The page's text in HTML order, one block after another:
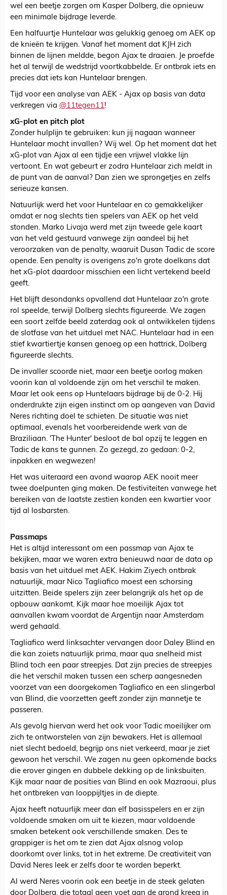
wel een beetje zorgen om Kasper Dolberg, die opnieuw
een minimale bijdrage leverde.
Een halfuurtje Huntelaar was gelukkig genoeg om AEK op
de knieën te krijgen. Vanaf het moment dat KJH zich
binnen de lijnen meldde, begon Ajax te draaien. Je proefde
het al terwijl de wedstrijd voortkabbelde. Er ontbrak iets en
precies dat iets kan Huntelaar brengen.
Tijd voor een analyse van AEK - Ajax op basis van data
verkregen via @11tegen11!
xG-plot en pitch plot
Zonder hulplijn te gebruiken: kun jij nagaan wanneer
Huntelaar mocht invallen? Wij wel. Op het moment dat het
xG-plot van Ajax al een tijdje een vrijwel vlakke lijn
vertoont. En wat gebeurt er zodra Huntelaar zich meldt in
de punt van de aanval? Dan zien we sprongetjes en zelfs
serieuze kansen.
Natuurlijk werd het voor Huntelaar en co gemakkelijker
omdat er nog slechts tien spelers van AEK op het veld
stonden. Marko Livaja werd met zijn tweede gele kaart
van het veld gestuurd vanwege zijn aandeel bij het
veroorzaken van de penalty, waaruit Dusan Tadic de score
opende. Een penalty is overigens zo'n grote doelkans dat
het xG-plot daardoor misschien een licht vertekend beeld
geeft.
Het blijft desondanks opvallend dat Huntelaar zo'n grote
rol speelde, terwijl Dolberg slechts figureerde. We zagen
een soort zelfde beeld zaterdag ook al ontwikkelen tijdens
de slotfase van het uitduel met NAC. Huntelaar had in een
stief kwartiertje kansen genoeg op een hattrick, Dolberg
figureerde slechts.
De invaller scoorde niet, maar een beetje oorlog maken
voorin kan al voldoende zijn om het verschil te maken.
Maar let ook eens op Huntelaars bijdrage bij de 0-2. Hij
onderdrukte zijn eigen instinct om op aangeven van David
Neres richting doel te schieten. De situatie was niet
optimaal, evenals het voorbereidende werk van de
Braziliaan. 'The Hunter' besloot de bal opzij te leggen en
Tadic de kans te gunnen. Zo gezegd, zo gedaan: 0-2,
inpakken en wegwezen!
Het was uiteraard een avond waarop AEK nooit meer
twee doelpunten ging maken. De festiviteiten vanwege het
bereiken van de laatste zestien konden een kwartier voor
tijd al losbarsten.
Passmaps
Het is altijd interessant om een passmap van Ajax te
bekijken, maar we waren extra benieuwd naar de data op
basis van het uitduel met AEK. Hakim Ziyech ontbrak
natuurlijk, maar Nico Tagliafico moest een schorsing
uitzitten. Beide spelers zijn zeer belangrijk als het op de
opbouw aankomt. Kijk maar hoe moeilijk Ajax tot
aanvallen kwam voordat de Argentijn naar Amsterdam
werd gehaald.
Tagliafico werd linksachter vervangen door Daley Blind en
die kan zoiets natuurlijk prima, maar qua snelheid mist
Blind toch een paar streepjes. Dat zijn precies de streepjes
die het verschil maken tussen een scherp aangesneden
voorzet van een doorgekomen Tagliafico en een slingerbal
van Blind, die voorzetten geeft zonder zijn mannetje te
passeren.
Als gevolg hiervan werd het ook voor Tadic moeilijker om
zich te ontworstelen van zijn bewakers. Het is allemaal
niet slecht bedoeld, begrijp ons niet verkeerd, maar je ziet
gewoon het verschil. We zagen nu geen opkomende backs
die erover gingen en dubbele dekking op de linksbuiten.
Kijk maar naar de posities van Blind en ook Mazraoui, plus
het ontbreken van looppijltjes in de diepte.
Ajax heeft natuurlijk meer dan elf basisspelers en er zijn
voldoende smaken om uit te kiezen, maar voldoende
smaken betekent ook verschillende smaken. Des te
grappiger is het om te zien dat Ajax alsnog volop
doorkomt over links, tot in het extreme. De creativiteit van
David Neres leek er zelfs door te worden beperkt.
Al werd Neres voorin ook een beetje in de steek gelaten
door Dolberg, die totaal geen voet aan de grond kreeg in